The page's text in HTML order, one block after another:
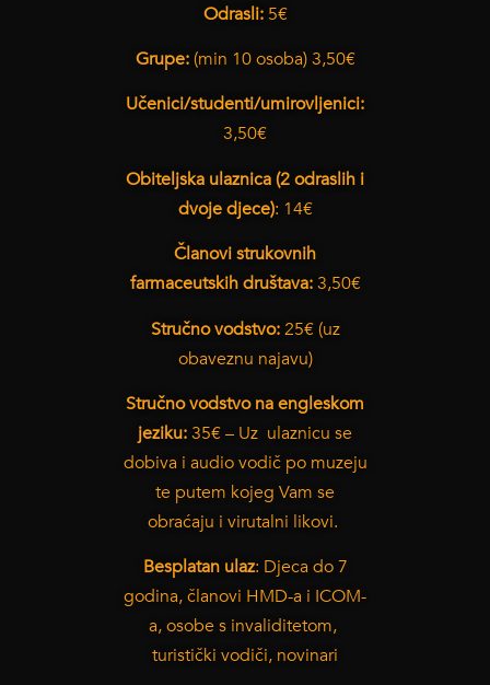
Odrasli:5€
Grupe:(min 10 osoba) 3,50€
Učenici/studenti/umirovljenici:
3,50€
Obiteljska ulaznica (2 odraslih i
dvoje djece): 14€
Članovi strukovnih
farmaceutskih društava:3,50€
Stručno vodstvo:25€ (uz
obaveznu najavu)
Stručno vodstvo na engleskom
jeziku:35€ – Uz ulaznicu se
dobiva i audio vodič po muzeju
te putem kojeg Vam se
obraćaju i virutalni likovi.
Besplatan ulaz: Djeca do 7
godina, članovi HMD-a i ICOM-
a, osobe s invaliditetom,
turistički vodiči, novinari